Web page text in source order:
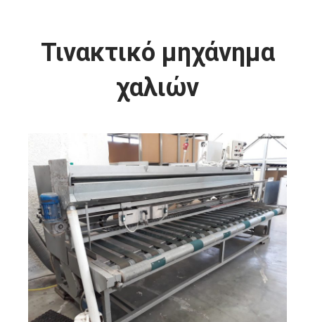
Τινακτικό μηχάνημα
χαλιών